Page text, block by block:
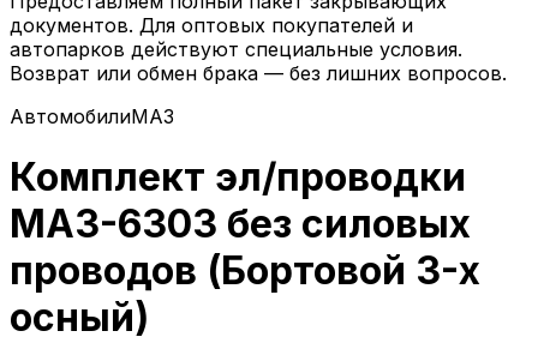
документов. Для оптовых покупателей и
автопарков действуют специальные условия.
Возврат или обмен брака — без лишних вопросов.
АвтомобилиМАЗ
Комплект эл/проводки
МАЗ-6303 без силовых
проводов (Бортовой 3-х
осный)